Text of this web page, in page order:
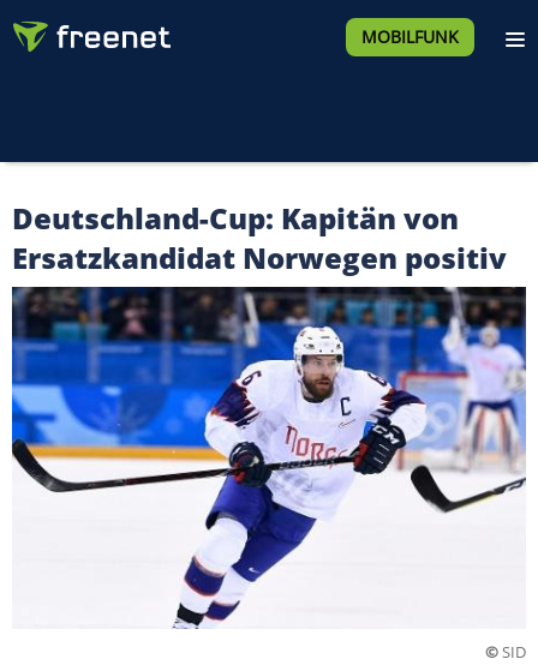
MOBILFUNK
Deutschland-Cup: Kapitän von
Ersatzkandidat Norwegen positiv
©SID